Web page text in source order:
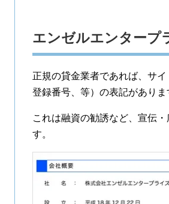
エンゼルエンタープ
正規の貸金業者であれば、サ
登録番号、等）の表記がありま
これは融資の勧誘など、宣伝
す。